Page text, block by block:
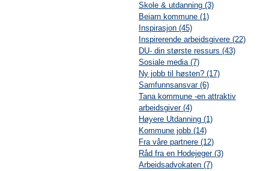
Skole & utdanning (3)
Beiarn kommune (1)
Inspirasjon (45)
Inspirerende arbeidsgivere (22)
DU- din største ressurs (43)
Sosiale media (7)
Ny jobb til høsten? (17)
Samfunnsansvar (6)
Tana kommune -en attraktiv
arbeidsgiver (4)
Høyere Utdanning (1)
Kommune jobb (14)
Fra våre partnere (12)
Råd fra en Hodejeger (3)
Arbeidsadvokaten (7)